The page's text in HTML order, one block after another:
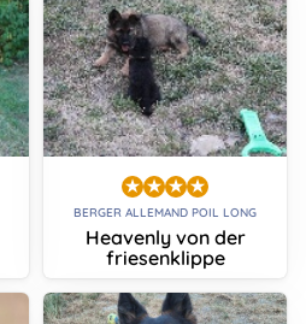
BERGER ALLEMAND POIL LONG
Heavenly von der
friesenklippe